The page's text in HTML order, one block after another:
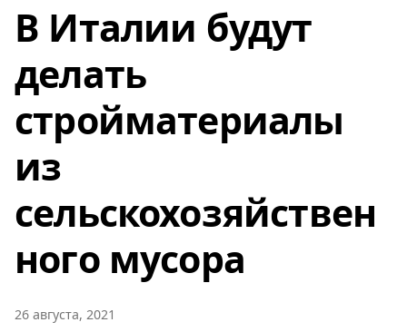
В Италии будут
делать
стройматериалы
из
сельскохозяйствен
ного мусора
26 августа, 2021